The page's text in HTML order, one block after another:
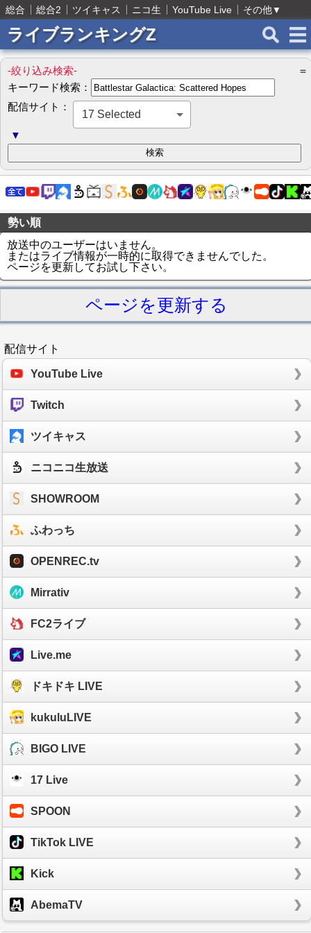
総合 総合2 ツイキャス ニコ生 YouTube Live その他▼
ライブランキングZ
-絞り込み検索-
＝
キーワード検索：
配信サイト：
17 Selected
▼
勢い順
放送中のユーザーはいません。
またはライブ情報が一時的に取得できませんでした。
ページを更新してお試し下さい。
ページを更新する
配信サイト
YouTube Live
Twitch
ツイキャス
ニコニコ生放送
SHOWROOM
ふわっち
OPENREC.tv
Mirrativ
FC2ライブ
Live.me
ドキドキ LIVE
kukuluLIVE
BIGO LIVE
17 Live
SPOON
TikTok LIVE
Kick
AbemaTV